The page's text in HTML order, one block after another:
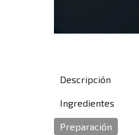
Descripción
Ingredientes
Preparación